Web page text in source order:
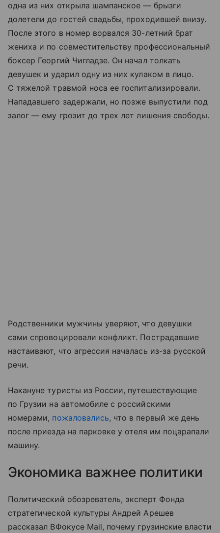
одна из них открыла шампанское — брызги
долетели до гостей свадьбы, проходившей внизу.
После этого в номер ворвался 30-летний брат
жениха и по совместительству профессиональный
боксер Георгий Чигладзе. Он начал толкать
девушек и ударил одну из них кулаком в лицо.
С тяжелой травмой носа ее госпитализировали.
Нападавшего задержали, но позже выпустили под
залог — ему грозит до трех лет лишения свободы.
Родственники мужчины уверяют, что девушки
сами спровоцировали конфликт. Пострадавшие
настаивают, что агрессия началась из-за русской
речи.
Накануне туристы из России, путешествующие
по Грузии на автомобиле с российскими
номерами, пожаловались, что в первый же день
после приезда на парковке у отеля им поцарапали
машину.
Экономика важнее политики
Политический обозреватель, эксперт Фонда
стратегической культуры Андрей Арешев
рассказал ВФокусе Mail, почему грузинские власти